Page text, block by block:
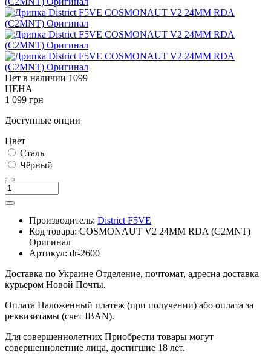
Нет в наличии 1099
ЦЕНА
1 099 грн
Доступные опции
Цвет
Сталь
Чёрный
Производитель: District F5VE
Код товара: COSMONAUT V2 24MM RDA (C2MNT)
Оригинал
Артикул: dr-2600
Доставка по Украине Отделение, почтомат, адресна доставка
курьером Новой Почты.
Оплата Наложенный платеж (при получении) або оплата за
реквизитамы (счет IBAN).
Для совершеннолетних Приобрести товары могут
совершеннолетние лица, достигшие 18 лет.